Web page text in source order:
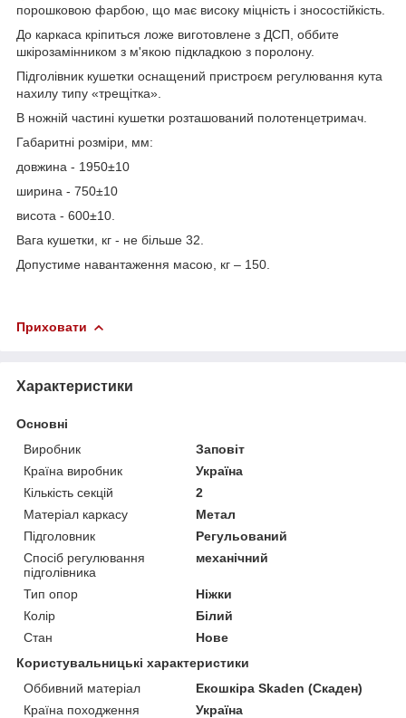
порошковою фарбою, що має високу міцність і зносостійкість.
До каркаса кріпиться ложе виготовлене з ДСП, оббите
шкірозамінником з м'якою підкладкою з поролону.
Підголівник кушетки оснащений пристроєм регулювання кута
нахилу типу «трещітка».
В ножній частині кушетки розташований полотенцетримач.
Габаритні розміри, мм:
довжина - 1950±10
ширина - 750±10
висота - 600±10.
Вага кушетки, кг - не більше 32.
Допустиме навантаження масою, кг – 150.
Приховати
Характеристики
Основні
Виробник
Заповіт
Країна виробник
Україна
Кількість секцій
2
Матеріал каркасу
Метал
Підголовник
Регульований
Спосіб регулювання
підголівника
механічний
Тип опор
Ніжки
Колір
Білий
Стан
Нове
Користувальницькі характеристики
Оббивний матеріал
Екошкіра Skaden (Скаден)
Країна походження
Україна